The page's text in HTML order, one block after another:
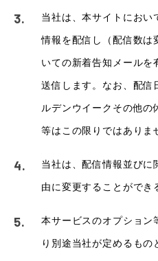
当社は、本サイトにおい
情報を配信し（配信数は
いての新着告知メールを
送信します。なお、配信
ルデンウイークその他の
等はこの限りではありま
当社は、配信情報並びに
由に変更することができ
本サービスのオプション
り別途当社が定めるもの